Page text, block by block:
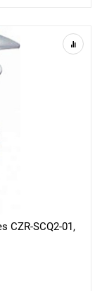
SCQ2-01,